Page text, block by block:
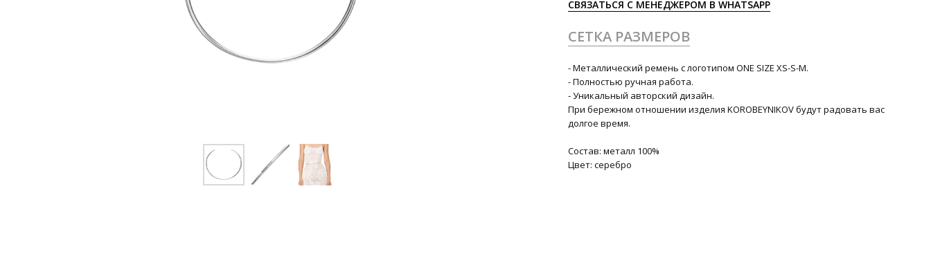
СВЯЗАТЬСЯ С МЕНЕДЖЕРОМ В WHATSAPP
СЕТКА РАЗМЕРОВ
- Металлический ремень с логотипом ONE SIZE XS-S-M.
- Полностью ручная работа.
- Уникальный авторский дизайн.
При бережном отношении изделия KOROBEYNIKOV будут радовать вас
долгое время.
Состав: металл 100%
Цвет: серебро